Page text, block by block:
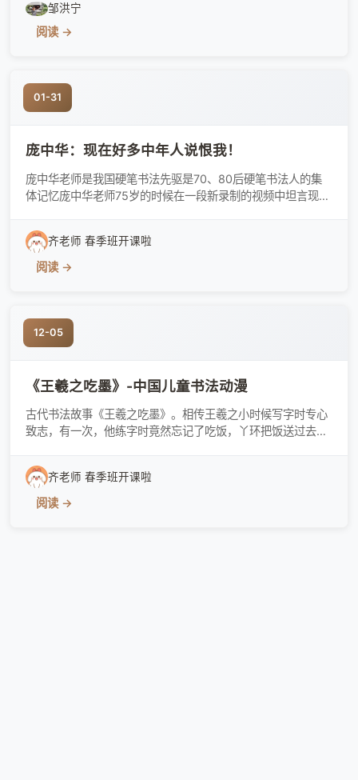
在文艺领域树立了后代难以企及和超越的轨范风仪。鲁迅曾传
神地概而括之为“魏晋风度”。她
邹洪宁
阅读 →
01-31
庞中华：现在好多中年人说恨我！
庞中华老师是我国硬笔书法先驱是70、80后硬笔书法人的集
体记忆庞中华老师75岁的时候在一段新录制的视频中坦言现在
笔书法家、教育家和诗人，四川达州市人，生于1945年10月
21日，1965年毕业于西南科技大学地质勘探专业。当代中国
硬笔书法事业的主要
齐老师 春季班开课啦
阅读 →
12-05
《王羲之吃墨》-中国儿童书法动漫
古代书法故事《王羲之吃墨》。相传王羲之小时候写字时专心
致志，有一次，他练字时竟然忘记了吃饭，丫环把饭送过去，
将墨汁当成蒜泥蘸着吃了，弄得满嘴乌黑。专心致志、废寝忘
食是“书圣”成功背后的基石。 王羲之小的时候，练字十分刻
苦。据说他练字用坏的毛笔，堆
齐老师 春季班开课啦
阅读 →